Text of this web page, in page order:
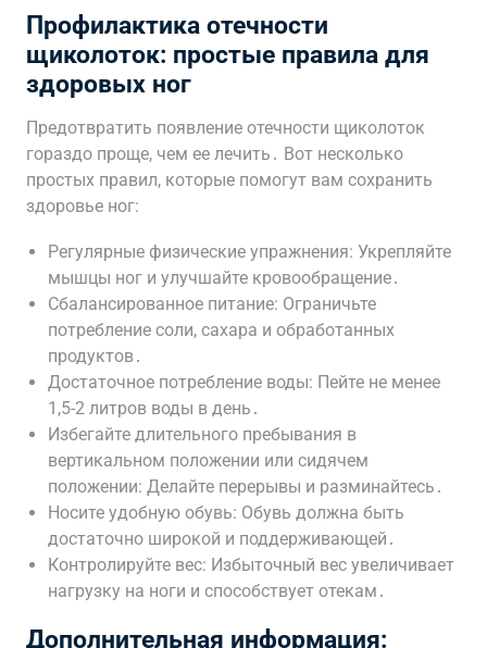
Профилактика отечности
щиколоток: простые правила для
здоровых ног
Предотвратить появление отечности щиколоток
гораздо проще, чем ее лечить․ Вот несколько
простых правил, которые помогут вам сохранить
здоровье ног:
Регулярные физические упражнения: Укрепляйте
мышцы ног и улучшайте кровообращение․
Сбалансированное питание: Ограничьте
потребление соли, сахара и обработанных
продуктов․
Достаточное потребление воды: Пейте не менее
1,5-2 литров воды в день․
Избегайте длительного пребывания в
вертикальном положении или сидячем
положении: Делайте перерывы и разминайтесь․
Носите удобную обувь: Обувь должна быть
достаточно широкой и поддерживающей․
Контролируйте вес: Избыточный вес увеличивает
нагрузку на ноги и способствует отекам․
Дополнительная информация: